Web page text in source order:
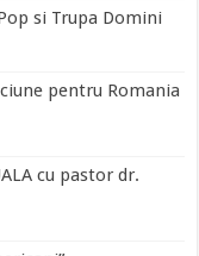
si Trupa Domini
pentru Romania
cu pastor dr.